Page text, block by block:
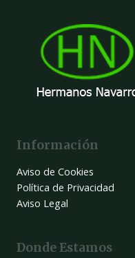
Información
Aviso de Cookies
Política de Privacidad
Aviso Legal
Donde Estamos